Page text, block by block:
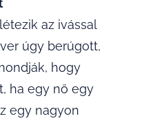
az ivással
úgy berúgott,
hogy
ha egy nő egy
egy nagyon